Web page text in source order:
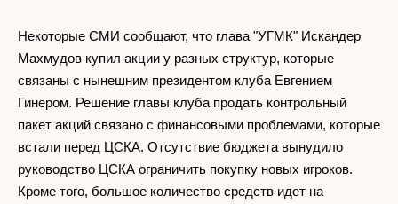
Некоторые СМИ сообщают, что глава "УГМК" Искандер
Махмудов купил акции у разных структур, которые
связаны с нынешним президентом клуба Евгением
Гинером. Решение главы клуба продать контрольный
пакет акций связано с финансовыми проблемами, которые
встали перед ЦСКА. Отсутствие бюджета вынудило
руководство ЦСКА ограничить покупку новых игроков.
Кроме того, большое количество средств идет на